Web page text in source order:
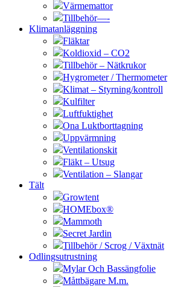
Värmemattor
Tillbehör—-
Klimatanläggning
Fläktar
Koldioxid – CO2
Tillbehör – Nätkrukor
Hygrometer / Thermometer
Klimat – Styrning/kontroll
Kulfilter
Luftfuktighet
Ona Luktborttagning
Uppvärmning
Ventilationskit
Fläkt – Utsug
Ventilation – Slangar
Tält
Growtent
HOMEbox®
Mammoth
Secret Jardin
Tillbehör / Scrog / Växtnät
Odlingsutrustning
Mylar Och Bassängfolie
Måttbägare M.m.